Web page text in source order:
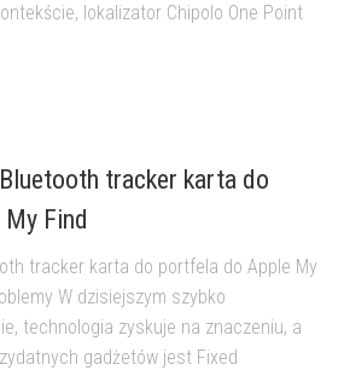
lokalizator Chipolo One Point
tracker karta do
Find
tracker karta do portfela do Apple My
W dzisiejszym szybko
technologia zyskuje na znaczeniu, a
gadżetów jest Fixed